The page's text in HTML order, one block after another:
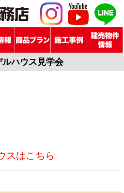
ルハウス見学会